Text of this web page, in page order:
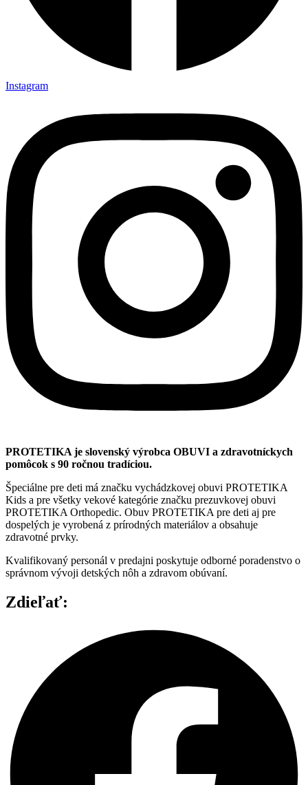
Instagram
PROTETIKA je slovenský výrobca OBUVI a zdravotníckych
pomôcok s 90 ročnou tradíciou.
Špeciálne pre deti má značku vychádzkovej obuvi PROTETIKA
Kids a pre všetky vekové kategórie značku prezuvkovej obuvi
PROTETIKA Orthopedic. Obuv PROTETIKA pre deti aj pre
dospelých je vyrobená z prírodných materiálov a obsahuje
zdravotné prvky.
Kvalifikovaný personál v predajni poskytuje odborné poradenstvo o
správnom vývoji detských nôh a zdravom obúvaní.
Zdieľať: